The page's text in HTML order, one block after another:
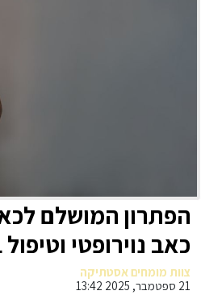
הפתרון המושלם
כאב נוירופטי
הרגל
צוות מומחים אסטתיקה
21 ספטמבר, 2025 13:42